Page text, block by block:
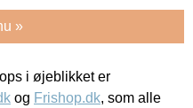
»
i øjeblikket er
og Frishop.dk, som alle